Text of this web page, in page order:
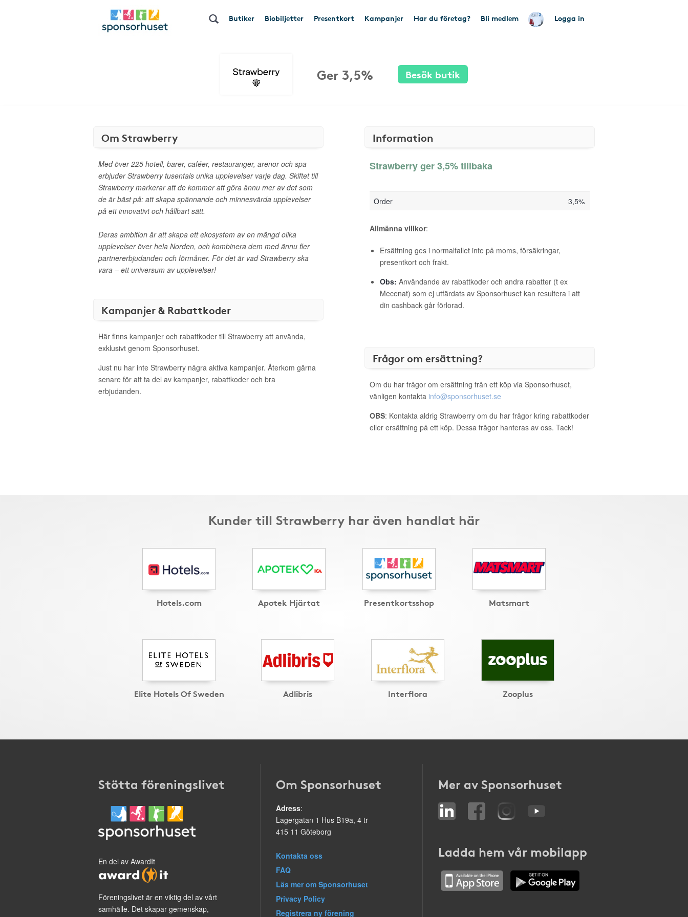
Butiker Biobiljetter Presentkort Kampanjer Har du företag? Bli medlem Logga in
Ger 3,5% Besök butik
Om Strawberry
Med över 225 hotell, barer, caféer, restauranger, arenor och spa
erbjuder Strawberry tusentals unika upplevelser varje dag. Skiftet till
Strawberry markerar att de kommer att göra ännu mer av det som
de är bäst på: att skapa spännande och minnesvärda upplevelser
på ett innovativt och hållbart sätt.
Deras ambition är att skapa ett ekosystem av en mängd olika
upplevelser över hela Norden, och kombinera dem med ännu fler
partnererbjudanden och förmåner. För det är vad Strawberry ska
vara – ett universum av upplevelser!
Kampanjer & Rabattkoder
Här finns kampanjer och rabattkoder till Strawberry att använda,
exklusivt genom Sponsorhuset.
Just nu har inte Strawberry några aktiva kampanjer. Återkom gärna
senare för att ta del av kampanjer, rabattkoder och bra
erbjudanden.
Information
Strawberry ger 3,5% tillbaka
Order 3,5%
Allmänna villkor:
Ersättning ges i normalfallet inte på moms, försäkringar,
presentkort och frakt.
Obs: Användande av rabattkoder och andra rabatter (t ex
Mecenat) som ej utfärdats av Sponsorhuset kan resultera i att
din cashback går förlorad.
Frågor om ersättning?
Om du har frågor om ersättning från ett köp via Sponsorhuset,
vänligen kontakta info@sponsorhuset.se
OBS: Kontakta aldrig Strawberry om du har frågor kring rabattkoder
eller ersättning på ett köp. Dessa frågor hanteras av oss. Tack!
Kunder till Strawberry har även handlat här
Hotels.com Apotek Hjärtat Presentkortsshop Matsmart
Elite Hotels Of Sweden Adlibris Interflora Zooplus
Stötta föreningslivet
En del av AwardIt
Föreningslivet är en viktig del av vårt
samhälle. Det skapar gemenskap,
Om Sponsorhuset
Adress:
Lagergatan 1 Hus B19a, 4 tr
415 11 Göteborg
Kontakta oss
FAQ
Läs mer om Sponsorhuset
Privacy Policy
Registrera ny förening
Mer av Sponsorhuset
Ladda hem vår mobilapp